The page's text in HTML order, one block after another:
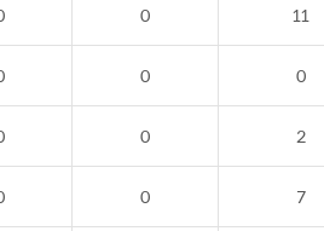
0 11
0 0
0 2
0 7